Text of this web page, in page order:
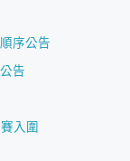
序公告
告
入圍